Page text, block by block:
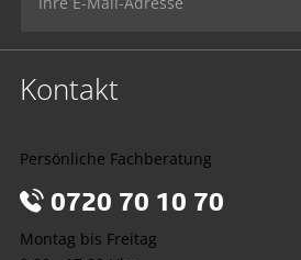
Kontakt
Persönliche Fachberatung
0720 70 10 70
Montag bis Freitag